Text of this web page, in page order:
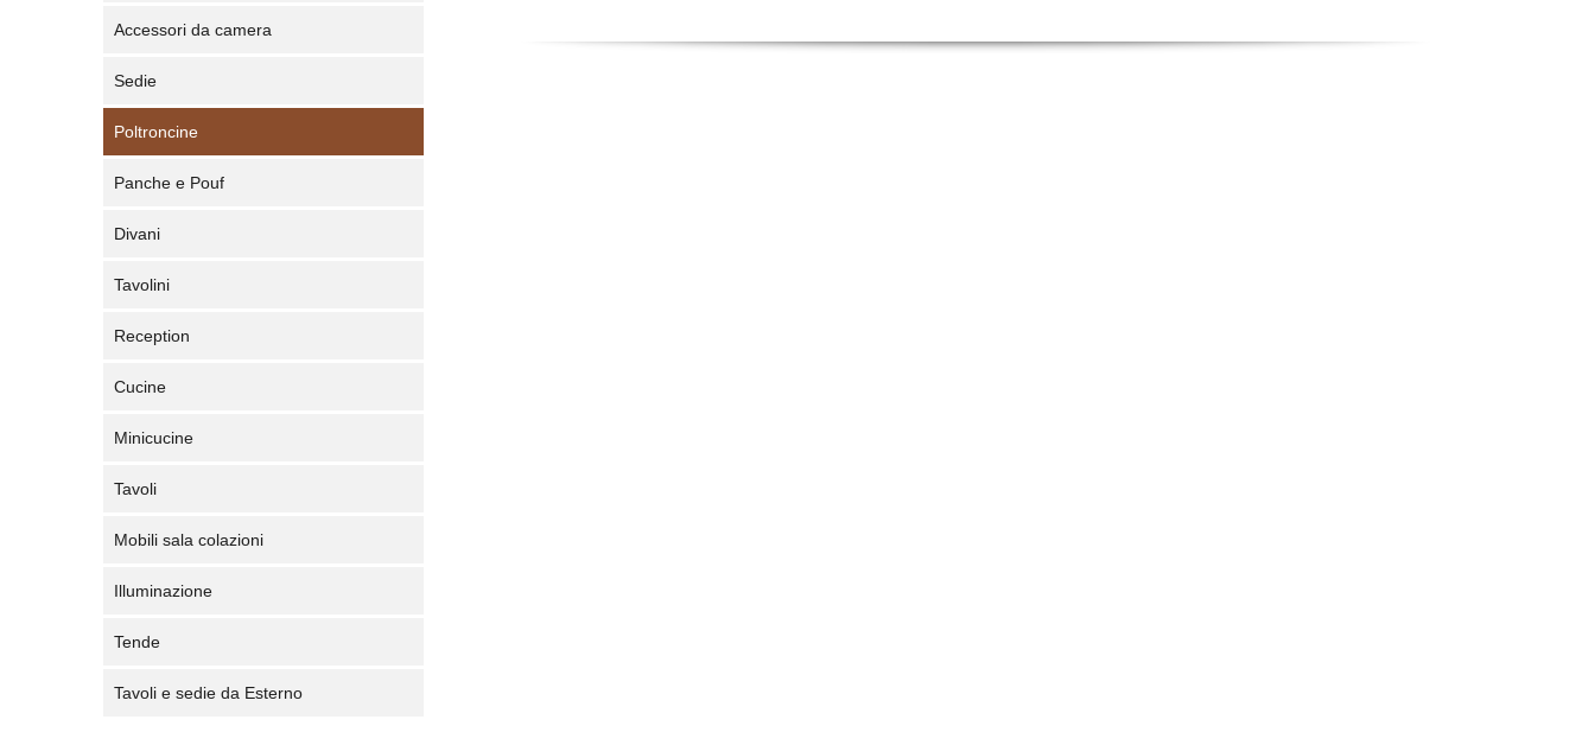
Accessori da camera
Sedie
Poltroncine
Panche e Pouf
Divani
Tavolini
Reception
Cucine
Minicucine
Tavoli
Mobili sala colazioni
Illuminazione
Tende
Tavoli e sedie da Esterno